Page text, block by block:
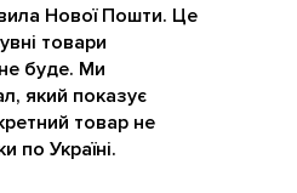
Нової Пошти. Це
товари
буде. Ми
який показує
товар не
по Україні.